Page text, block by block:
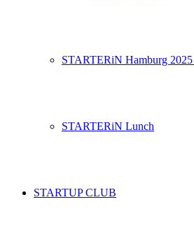
STARTERiN Hamburg
STARTERiN Lunch
STARTUP CLUB